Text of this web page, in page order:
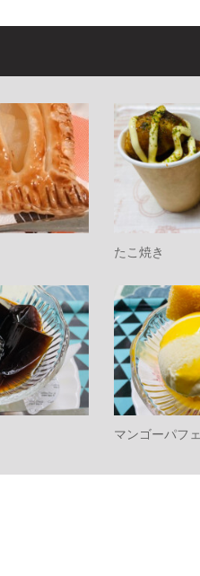
たこ焼き
マンゴーパフェ